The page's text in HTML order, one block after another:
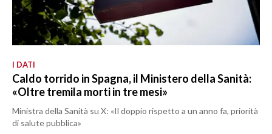
I DATI
Caldo torrido in Spagna, il Ministero della Sanità:
«Oltre tremila morti in tre mesi»
Ministra della Sanità su X: «Il doppio rispetto a un anno fa, priorità
di salute pubblica»